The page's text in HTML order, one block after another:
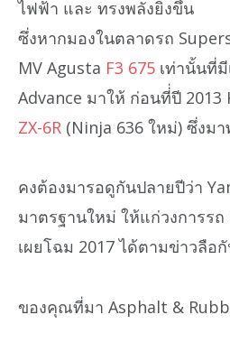
ไฟฟ้า และ ทรงพลังยิ่งขึ้น
ซึ่งหากมองในตลาดรถ
MV Agusta F3 675 เท่านั้นที่
Advance มาให้ ก่อนที่่ปี 2013
ZX-6R (Ninja 636 ใหม่) ซึ่งม
คงต้องมารอดูกันปลายปีว่า
มาตรฐานใหม่ ให้แก่วงการร
เผยโฉม 2017 ได้ตามข่าวลือ
ของคุณที่มา Asphalt &